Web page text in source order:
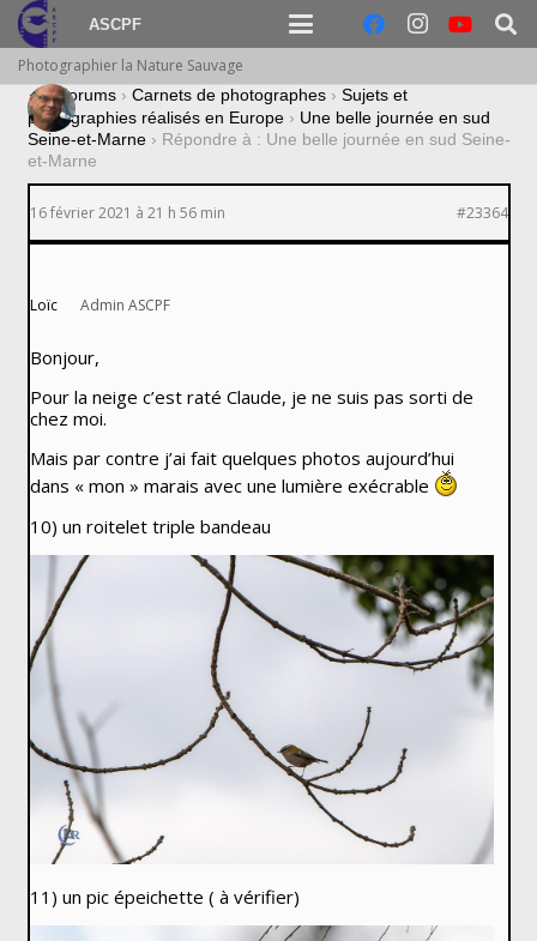
ASCPF
Photographier la Nature Sauvage
› Forums › Carnets de photographes › Sujets et
photographies réalisés en Europe › Une belle journée en sud
Seine-et-Marne › Répondre à : Une belle journée en sud Seine-
et-Marne
16 février 2021 à 21 h 56 min #23364
Loïc Admin ASCPF
Bonjour,
Pour la neige c’est raté Claude, je ne suis pas sorti de
chez moi.
Mais par contre j’ai fait quelques photos aujourd’hui
dans « mon » marais avec une lumière exécrable
10) un roitelet triple bandeau
11) un pic épeichette ( à vérifier)